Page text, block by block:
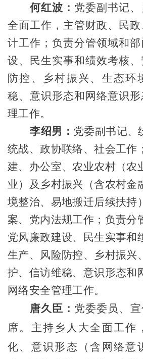
何红波： 党委副书记、
全面工作，主管财政、民
计工作； 负责分管领域和
设、民生实事和绩效考核
防控、乡村振兴、生态环
稳、意识形态和网络意识形
理工作。
李绍男 ： 党委副书记、
统战、政协联络、社会工作
建、办公室、农业农村（农
业）及 乡村振兴（含农村金
境整治、 易地搬迁后续扶持
案、党内法规工作； 负责分
党风廉政建设、民生实事和
生产、风险防控、乡村振兴
护、信访维稳、意识形态和
网络安全管理工作。
唐久臣 ： 党委委员、
席。 主持乡人大全面工作，
化、 意识形态 （含 网络意